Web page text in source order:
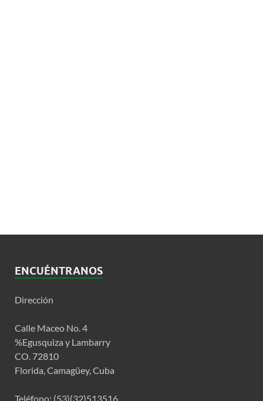
ENCUÉNTRANOS
Dirección
Calle Maceo No. 4
%Egusquiza y Lambarry
CO. 72810
Florida, Camagüey, Cuba
Teléfono: (53)(32)513516